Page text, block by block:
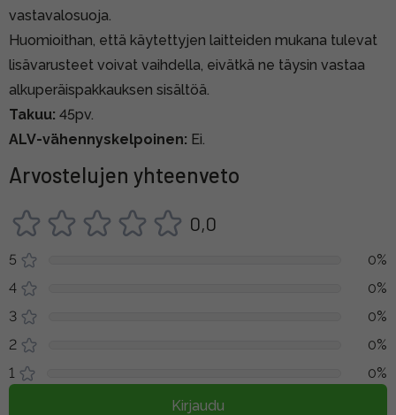
vastavalosuoja.
Huomioithan, että käytettyjen laitteiden mukana tulevat
lisävarusteet voivat vaihdella, eivätkä ne täysin vastaa
alkuperäispakkauksen sisältöä.
Takuu: 45pv.
ALV-vähennyskelpoinen: Ei.
Arvostelujen yhteenveto
0,0
5
0%
4
0%
3
0%
2
0%
1
0%
Kirjaudu